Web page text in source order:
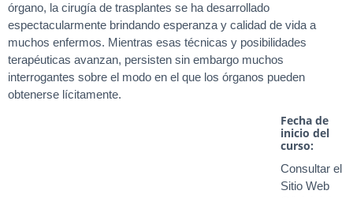
órgano, la cirugía de trasplantes se ha desarrollado
espectacularmente brindando esperanza y calidad de vida a
muchos enfermos. Mientras esas técnicas y posibilidades
terapéuticas avanzan, persisten sin embargo muchos
interrogantes sobre el modo en el que los órganos pueden
obtenerse lícitamente.
Fecha de
inicio del
curso:
Consultar el
Sitio Web